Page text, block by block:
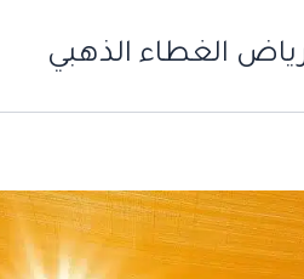
الغطاء الذهبي